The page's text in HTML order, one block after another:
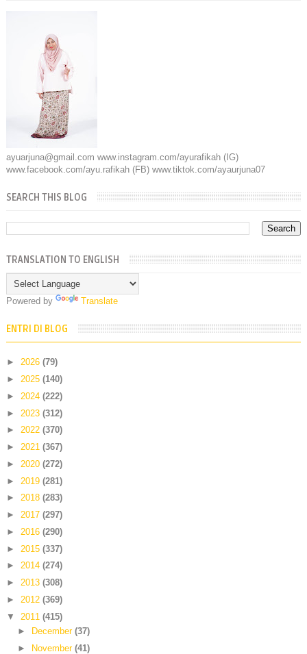
ayuarjuna@gmail.com www.instagram.com/ayurafikah (IG)
www.facebook.com/ayu.rafikah (FB) www.tiktok.com/ayaurjuna07
SEARCH THIS BLOG
TRANSLATION TO ENGLISH
Powered by Translate
ENTRI DI BLOG
► 2026 (79)
► 2025 (140)
► 2024 (222)
► 2023 (312)
► 2022 (370)
► 2021 (367)
► 2020 (272)
► 2019 (281)
► 2018 (283)
► 2017 (297)
► 2016 (290)
► 2015 (337)
► 2014 (274)
► 2013 (308)
► 2012 (369)
▼ 2011 (415)
►
December (37)
►
November (41)